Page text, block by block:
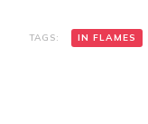
TAGS: IN FLAMES